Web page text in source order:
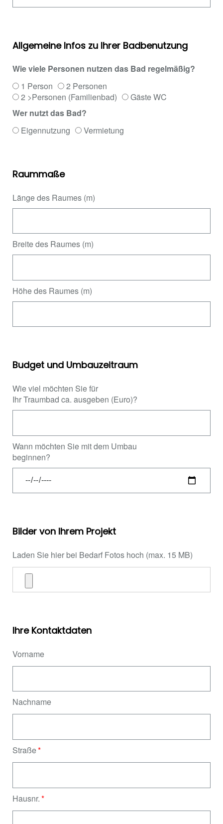
Allgemeine Infos zu Ihrer Badbenutzung
Wie viele Personen nutzen das Bad regelmäßig?
1 Person
2 Personen
2 >Personen (Familienbad)
Gäste WC
Wer nutzt das Bad?
Eigennutzung
Vermietung
Raummaße
Länge des Raumes (m)
Breite des Raumes (m)
Höhe des Raumes (m)
Budget und Umbauzeitraum
Wie viel möchten Sie für
Ihr Traumbad ca. ausgeben (Euro)?
Wann möchten Sie mit dem Umbau
beginnen?
Bilder von Ihrem Projekt
Laden Sie hier bei Bedarf Fotos hoch (max. 15 MB)
Ihre Kontaktdaten
Vorname
Nachname
Straße
Hausnr.